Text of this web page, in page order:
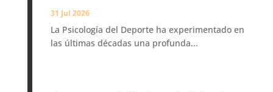
31 Jul 2026
La Psicología del Deporte ha experimentado en
las últimas décadas una profunda...